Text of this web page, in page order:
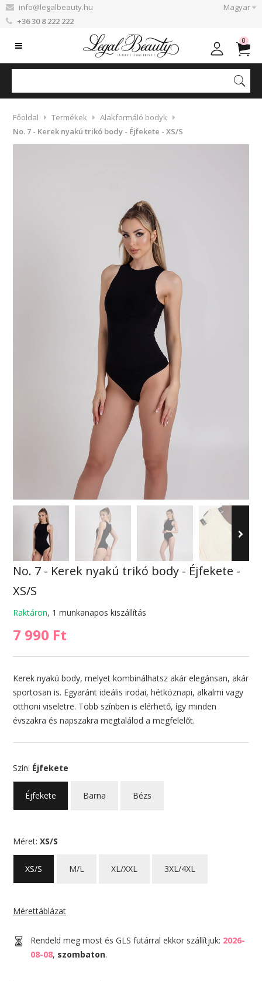
info@legalbeauty.hu
+36 30 8 222 222
Magyar
0
Főoldal Termékek
Alakformáló bodyk
No. 7 - Kerek nyakú trikó body - Éjfekete - XS/S
No. 7 - Kerek nyakú trikó body - Éjfekete -
XS/S
Raktáron, 1 munkanapos kiszállítás
7 990 Ft
Kerek nyakú body, melyet kombinálhatsz akár elegánsan, akár
sportosan is. Egyaránt ideális irodai, hétköznapi, alkalmi vagy
otthoni viseletre. Több színben is elérhető, így minden
évszakra és napszakra megtalálod a megfelelőt.
Szín: Éjfekete
Éjfekete Barna Bézs
Méret: XS/S
XS/S M/L XL/XXL 3XL/4XL
Mérettáblázat
Rendeld meg most és GLS futárral ekkor szállítjuk: 2026-
08-08, szombaton.